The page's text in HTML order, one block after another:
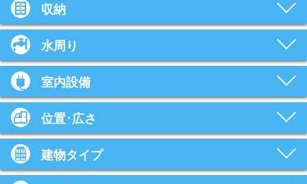
収納
水周り
室内設備
位置･広さ
建物タイプ